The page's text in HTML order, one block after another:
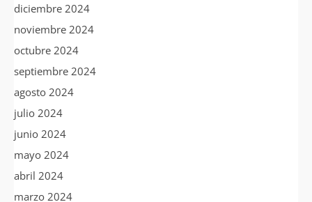
diciembre 2024
noviembre 2024
octubre 2024
septiembre 2024
agosto 2024
julio 2024
junio 2024
mayo 2024
abril 2024
marzo 2024